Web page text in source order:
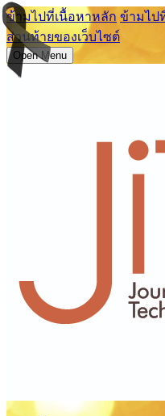
ข้ามไปที่เนื้อหาหลัก ข้ามไป
ส่วนท้ายของเว็บไซต์
Open Menu